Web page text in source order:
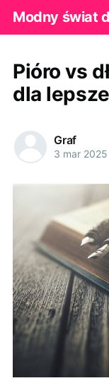
Modny świat
Pióro vs
dla
Graf
3 mar 2025